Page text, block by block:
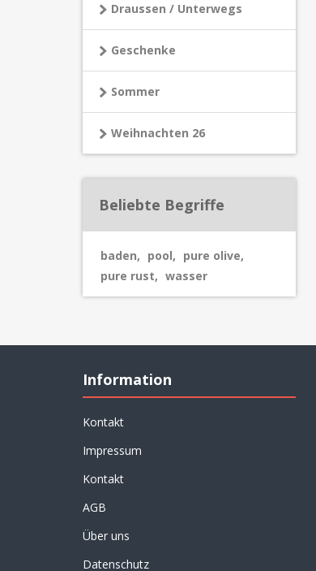
Draussen / Unterwegs
Geschenke
Sommer
Weihnachten 26
Beliebte Begriffe
baden, pool, pure olive,
pure rust, wasser
Information
Kontakt
Impressum
Kontakt
AGB
Über uns
Datenschutz